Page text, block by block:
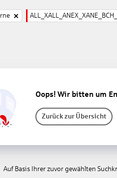
Oops! Wir bitten um
Zurück zur Übersicht
Auf Basis Ihrer zuvor gewählten